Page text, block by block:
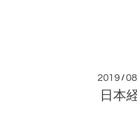
2019 / 08
日本